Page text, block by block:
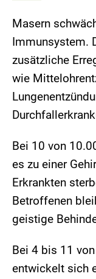
Masern
Immunsystem.
zusätzliche
wie
Bei 10 von
es zu einer
Erkrankten
Betroffenen
geistige
Bei 4 bis 11
entwickelt sich